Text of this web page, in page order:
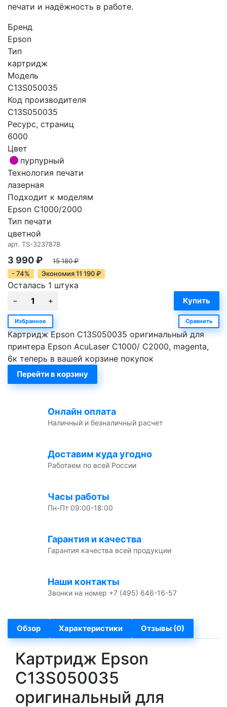
печати и надёжность в работе.
Бренд
Epson
Тип
картридж
Модель
C13S050035
Код производителя
C13S050035
Ресурс, страниц
6000
Цвет
пурпурный
Технология печати
лазерная
Подходит к моделям
Epson C1000/2000
Тип печати
цветной
арт. TS-3237878
3 990₽ 15 180₽
- 74%
Экономия11 190₽
Осталась 1 штука
Избранное Сравнить
Картридж Epson C13S050035 оригинальный для
принтера Epson AcuLaser C1000/ C2000, magenta,
6к теперь в вашей корзине покупок
Перейти в корзину
Онлайн оплата
Наличный и безналичный расчет
Доставим куда угодно
Работаем по всей России
Часы работы
Пн-Пт 09:00-18:00
Гарантия и качества
Гарантия качества всей продукции
Наши контакты
Звонки на номер +7 (495) 646-16-57
Обзор Характеристики Отзывы (0)
Картридж Epson
C13S050035
оригинальный для